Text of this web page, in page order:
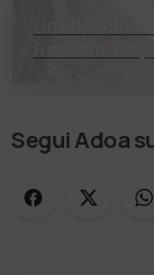
Segui Adoa